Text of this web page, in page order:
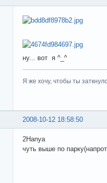
ну... вот я ^_^
Я же хочу, чтобы ты
2008-10-12 18:58:50
2Hanya
чуть выше по